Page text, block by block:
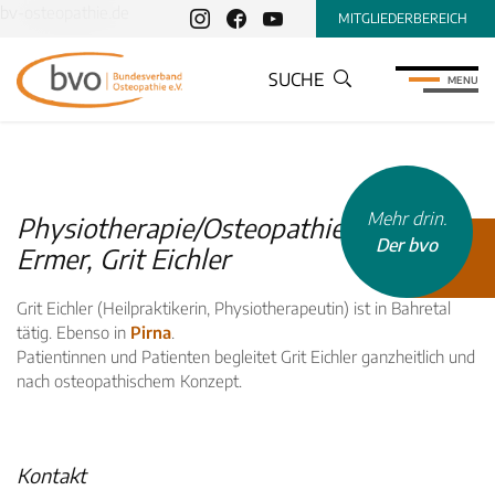
MITGLIEDERBEREICH
SUCHE MENU
Physiotherapie/Osteopathie Eichler-
Ermer, Grit Eichler
Grit Eichler (Heilpraktikerin, Physiotherapeutin) ist in Bahretal
tätig. Ebenso in Pirna.
Patientinnen und Patienten begleitet Grit Eichler ganzheitlich und
nach osteopathischem Konzept.
Kontakt
Mehr drin.
Der bvo
INHALTSTYP
Krankenkassen